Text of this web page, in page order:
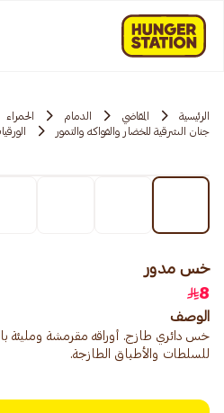
الرئيسية المقاضي الدمام
الحمراء
جنان الشرقية للخضار والفواكه والتمور
خس مدور
8
الوصف
خس دائري طازج. أوراقه مقرمشة ومليئة
للسلطات والأطباق الطازجة.